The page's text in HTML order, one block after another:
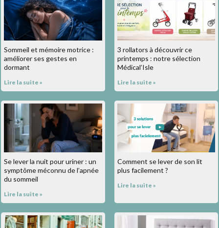
Sommeil et mémoire motrice :
améliorer ses gestes en
dormant
Lire la suite »
3 rollators à découvrir ce
printemps : notre sélection
Médical’Isle
Lire la suite »
Se lever la nuit pour uriner : un
symptôme méconnu de l’apnée
du sommeil
Lire la suite »
Comment se lever de son lit
plus facilement ?
Lire la suite »